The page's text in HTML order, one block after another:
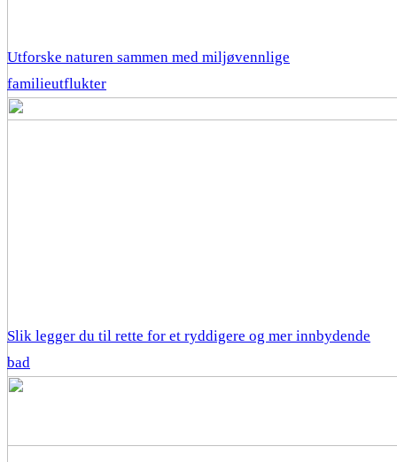
Utforske naturen sammen med miljøvennlige
familieutflukter
Slik legger du til rette for et ryddigere og mer innbydende
bad